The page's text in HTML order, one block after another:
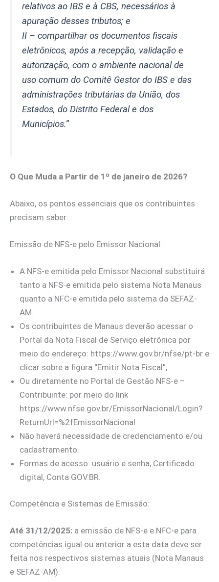
relativos ao IBS e à CBS, necessários à
apuração desses tributos; e
II – compartilhar os documentos fiscais
eletrônicos, após a recepção, validação e
autorização, com o ambiente nacional de
uso comum do Comitê Gestor do IBS e das
administrações tributárias da União, dos
Estados, do Distrito Federal e dos
Municípios.”
O Que Muda a Partir de 1º de janeiro de 2026?
Abaixo, os pontos essenciais que os contribuintes
precisam saber:
Emissão de NFS-e pelo Emissor Nacional:
A NFS-e emitida pelo Emissor Nacional substituirá
tanto a NFS-e emitida pelo sistema Nota Manaus
quanto a NFC-e emitida pelo sistema da SEFAZ-
AM.
Os contribuintes de Manaus deverão acessar o
Portal da Nota Fiscal de Serviço eletrônica por
meio do endereço: https://www.gov.br/nfse/pt-br e
clicar sobre a figura “Emitir Nota Fiscal”;
Ou diretamente no Portal de Gestão NFS-e –
Contribuinte: por meio do link
https://www.nfse.gov.br/EmissorNacional/Login?
ReturnUrl=%2fEmissorNacional
Não haverá necessidade de credenciamento e/ou
cadastramento.
⁠Formas de acesso: usuário e senha, Certificado
digital, Conta GOV.BR.
Competência e Sistemas de Emissão:
Até 31/12/2025: a emissão de NFS-e e NFC-e para
competências igual ou anterior a esta data deve ser
feita nos respectivos sistemas atuais (Nota Manaus
e SEFAZ-AM).